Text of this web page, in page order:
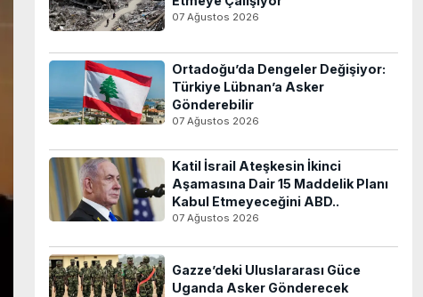
07 Ağustos 2026
Ortadoğu’da Dengeler Değişiyor:
Türkiye Lübnan’a Asker
Gönderebilir
07 Ağustos 2026
Katil İsrail Ateşkesin İkinci
Aşamasına Dair 15 Maddelik Planı
Kabul Etmeyeceğini ABD..
07 Ağustos 2026
Gazze’deki Uluslararası Güce
Uganda Asker Gönderecek